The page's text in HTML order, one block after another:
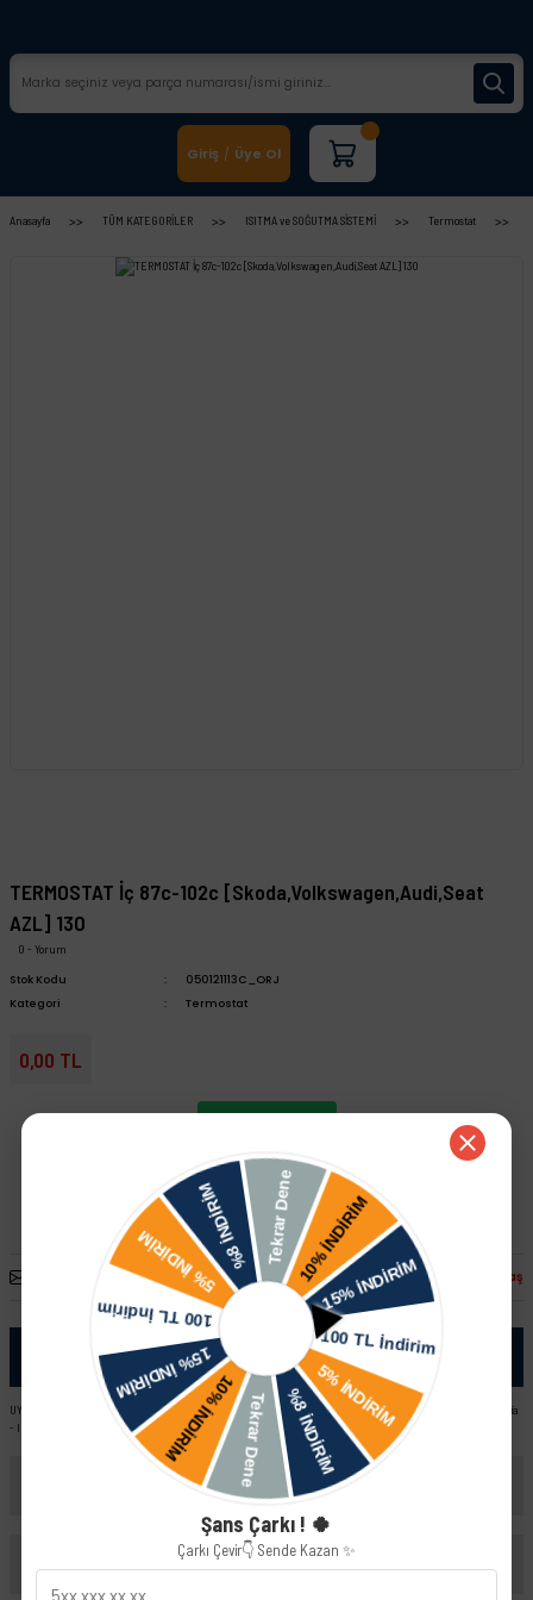
Giriş / Üye Ol
Anasayfa TÜM KATEGORİLER ISITMA ve SOĞUTMA SİSTEMİ Termostat
TERMOSTAT İç 87c-102c [Skoda,Volkswagen,Audi,Seat
AZL] 13O
0 - Yorum
Stok Kodu
050121113C_ORJ
Kategori
Termostat
0,00 TL
Arkadaşına Öner Fiyatı Düşünce Haber Ver Paylaş
Ürün Bilgisi
UYUMLU ARAÇ VE MOTOR TIPLERI: Skoda Octavia - II ( 1Z ) Skoda Fabia Combi Skoda Fabia - II ( 5J ) Skoda Octavia
- I ( 1U ) Skoda Fabia Sedan Skoda Fabia - III ( NJ ) Skoda SuperB - I ( 3U )
Taksit Seçenekleri
Şans Çarkı ! 🍀
Çarkı Çevir👇 Sende Kazan ✨